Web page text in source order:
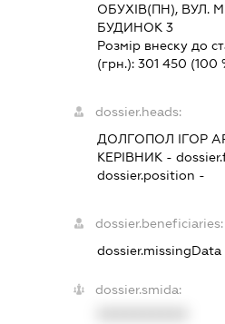
ОБУХІВ(ПН), ВУЛ.
БУДИНОК 3
Розмір внеску до
(грн.):301 450 (100
dossier.heads:
ДОЛГОПОЛ ІГОР
КЕРІВНИК -
dossier.position -
dossier.beneficiaries:
dossier.missingData
dossier.smida: